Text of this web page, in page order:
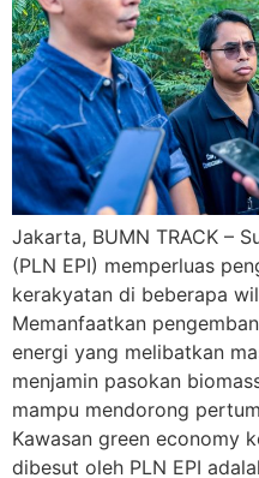
Jakarta, BUMN TRACK –
(PLN EPI) memperluas
kerakyatan di beberapa
Memanfaatkan
energi yang melibatkan
menjamin pasokan
mampu mendorong
Kawasan green economy
dibesut oleh PLN EPI